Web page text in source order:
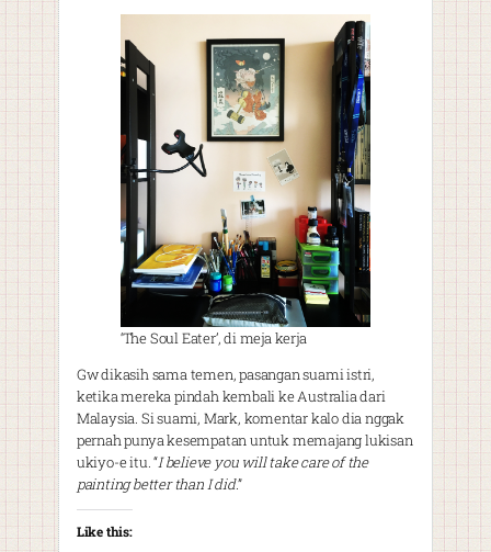
‘The Soul Eater’, di meja kerja
Gw dikasih sama temen, pasangan suami istri,
ketika mereka pindah kembali ke Australia dari
Malaysia. Si suami, Mark, komentar kalo dia nggak
pernah punya kesempatan untuk memajang lukisan
ukiyo-e itu. “I believe you will take care of the
painting better than I did.”
Like this: